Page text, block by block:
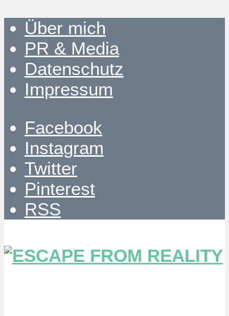
Über mich
PR & Media
Datenschutz
Impressum
Facebook
Instagram
Twitter
Pinterest
RSS